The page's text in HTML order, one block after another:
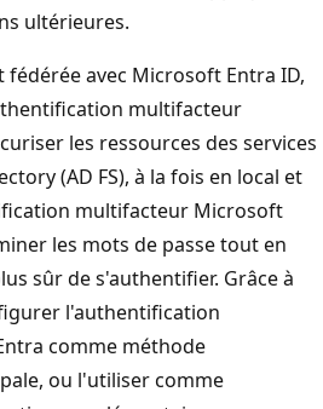
ultérieures.
avec Microsoft Entra ID,
multifacteur
les ressources des services
(AD FS), à la fois en local et
multifacteur Microsoft
les mots de passe tout en
sûr de s'authentifier. Grâce à
l'authentification
comme méthode
ou l'utiliser comme